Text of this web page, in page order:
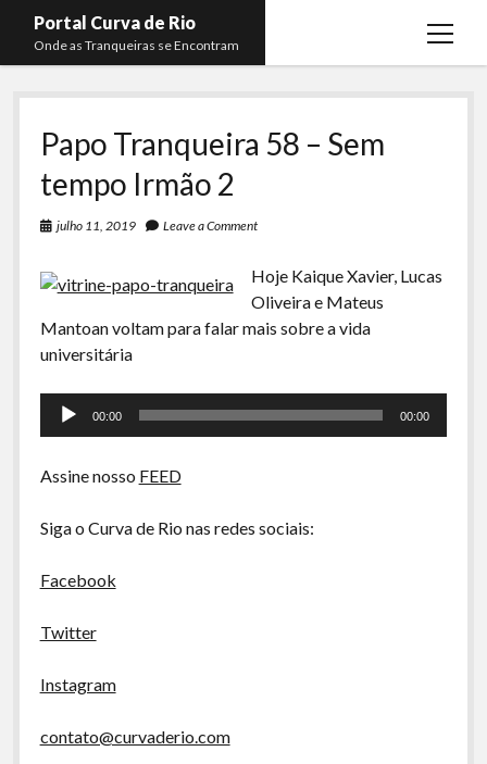
Portal Curva de Rio
Onde as Tranqueiras se Encontram
open
Podcasts open
Curva de Rio
Curva Belas Artes
Curva Classics
La Siesta Podcast
Boca do Lixo
Arquivo CDR
Especiais
Preliminares
Membros
open
Almir Ribeiro
Felype Silva
Kaique Xavier
Mateus Mantoan
twitterfacebookinstagram
youtube
rss
Papo Tranqueira 58 – Sem
tempo Irmão 2
julho 11, 2019 Leave a Comment
Hoje Kaique Xavier, Lucas
Oliveira e Mateus
Mantoan voltam para falar mais sobre a vida
universitária
Tocador
00:00 00:00
Assine nosso FEED
Siga o Curva de Rio nas redes sociais:
Facebook
Twitter
Instagram
contato@curvaderio.com